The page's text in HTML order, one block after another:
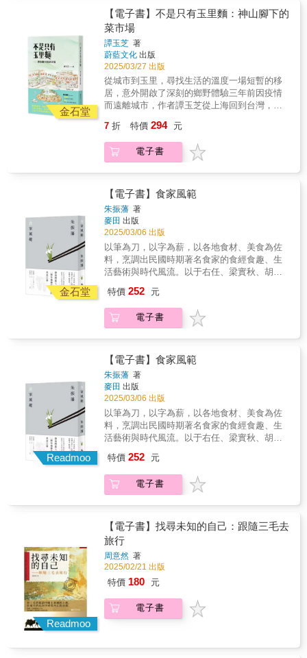
傳色彩的文字書寫後，環境史博士李潔珂動身
前往臺灣島，尋找祖父故事中缺漏的部分，並
試圖重新連絡上遠房親戚。充滿詩意的島嶼之
旅和反殖民式開墾在作者對島上動、植物相、
自然災害和政治史的描述中躍然紙上。——
《電子文學》（Electric Literature）作者將植
物學家的精準與詩人的眼、耳結合在一起……
這是當今探索景觀和身分認同最激動人心的其
中一種聲音。在本書中，作者創造出強而有力
之間的連結。——《泰晤士報文學增刊》
（TLS）
經離開，有些店面已然歇業，有些食物再也吃
不到了，但記憶裡的味道，卻永遠不會消散。
那些曾經珍視的美食，那些代表青春歲月的味
道，終將成為生命中的一部分，在某一天，隨
著一口熟悉的味道，再次浮現。
視為不食人間煙火的朱天衣，其實不僅可以獨
自一人完成一場宴席，且在成為家中掌廚者
後，方能理解母親準備一家子吃食的難處，並
在不知不覺中向母親靠攏。這些味道，皆成為
朱天衣成長記憶的一部分，也是承載她生命故
事的媒介。當時光不斷向前，青春歲月漸行漸
遠，那些熟悉的味道，仍舊能在某個時刻，讓
人瞬間回到過去，與童年、與家人、與逝去的
這是一場關於美食的旅程，也是一場關於時
光、家庭與人生的深情回顧。朱天衣用幽默而
溫暖的筆調，將食物與記憶交織，在各個美食
的味道中品味生命中的故事。或許，有些人已
不到了，但記憶裡的味道，卻永遠不會消散。
那些曾經珍視的美食，那些代表青春歲月的味
道，終將成為生命中的一部分，在某一天，隨
著一口熟悉的味道，再次浮現。
否認的一種幸運，一種幸福。既老派又充滿
愛。說了這麼多，怎麼樣，要不要來約吃飯？
【老派吃喝好友的真心話推薦】（按筆畫順
序）十多年前，還是在徐州貓（小貓？）的年
代，寬寬總是會在某個星期一約上幾個好朋友
在沒有營業的時間聚集在店裡，排好了餐具、
酒杯，約定時間一到，開始了亂吃亂喝亂聊的
夜晚。我想就是從那個時候寬寬就已經開始鋪
梗《老派生活有約吃飯之必要》。即使到前幾
個禮拜，我約他來家裡，做飯給大家吃的人依
寬）。By Chris阿寬對我來說是上好的comfort
food，是一碗豬油辣渣香死人的乾拌麵，是一
盤乾鬆爽朗帶蛋香的炒飯，是一份麵包肉排與
的飯。By 「美食家的自學之路」Liz 高琹雯從
心到筆的距離這麼遠（當然鍵盤的距離也一
樣），是這段短推序最痛楚的體悟，也意味著
三言兩語很困難。各位，我看過書稿才能寫這
段文字，撇開文中去一間酒吧要稍息立正站好
之外，老陳獨有的洞悉能力與言語上的尖銳刺
骨，如同在飯桌酒局上聽到朋友說聲幹一樣自
溫柔卻是少數人能提起的，我認為書裡他寫的
那些嘮嘮叨叨都太含蓄了，真的認識他的人就
會懂。說到底，是老派的浪漫，如同他找我喝
酒、我找他吃飯，我們依序著對彼此的尊重與
倆都不是討好型人格，但我永遠會記得那些時
陳。By Kae給 約會老司機 敦北光頭麥嘉：和
陳陸寬去吃飯，有一種和老士官長聚餐的感
覺，他所到之處，安排一定妥貼，一邊動筷各
種典故信手捻來，喝到過癮處他會變得大型甚
至哭出來，但還是不會忘記把領班好好介紹給
你，讓這家餐廳也變成你的口袋名單。By 嘻哈
老園丁 迪拉胖給 永遠讓人白眼翻不完的人生股
呿！先說我是不吃爭鮮的！！By姥香～好費拉
都說吃飯是種儀式，阿寬則是教我把一頓家庭
飯局，刻進人生的鄉愁記憶。那道烹了紹興的
了女兒長大後的台北鄉愁之一。我偶爾會熱心
惠賜幾句寶貴的菜單建議，阿寬總是笑笑點頭
收下。只是那道說好要上的「樟茶鴨」，至今
仍沒出現⋯⋯我今天寫在這裡，算是公開催
債。這把泥土一剪梅愛在沸騰夢駝鈴馮宇 敬上
友間公開的祕密基地，而陸寬永遠是最受歡迎
的來賓 aka 二廚。他像開了外掛的小當家，走
讓自主性、自發性強大的報導文學，走進個人
「日本文學地景紀行」的創作。 文學地景的寫
作步驟看似簡易，其實不然；換言之，我必須
先詳讀名家名著，再從閱讀中找到作品的主要
地景舞臺及其背景意涵，然後，透過旅行方式
一一尋訪，從中應承作品的相對意義。尋訪過
程的難易，好似面對生活鎖事，吉或凶，好運
壞運，都用平常心接受它。 這是耗時費工的任
務，我卻樂此不疲的自二○○一年寫作《伊豆夏
後，即以日本文豪及其作品為主題，相繼出版
《川端康成文學之旅》、《夏目漱石文學之
旅》、《源氏物語文學之旅》、《平家物語文
三十餘冊與文學地景相關的書籍。因為愛上日
本旅行，喜歡閱讀，後來索性結合書與景，以
文學旅人的養成旅歷，完成《文學旅人》、
《文學旅路》兩冊，共一百個文學名景，及其
延伸地景的「日本文學地景紀行」，供作喜歡
到日本做文史旅行的讀者，行程參考的資料用
書。 文學地景所指，不一定是要氣勢磅礡的大
峽谷、大瀑布，可能是一座石橋、石碑、文豪
舊居、地區、城市；因之，選擇內涵多樣且豐
風格與風貌，使人肅然欽羨的地景，都成為我
尋訪的目標；不獨感觸日本對文史的執著熱
愛，甚而維護文學地景的用心，例如：標定為
存得宜，夏目漱石在熊本的故居、標記為觀光
景點，紫式部在大津石山寺起筆寫作《源氏物
語》的寫字間。 某一年，為了捕捉谷崎潤一郎
和村上春樹在兵庫縣西宮市成長與生活的舊
居、足跡，我反覆觸及蘆屋、東灘、夙川、香
櫨園、西宮、神戶，文豪曾經出沒的背景資
料，並住進女兒和她的兩位同事，位於西宮蘆
西地區著名的高級住宅區，我受到極和善的對
待，在充滿暖意的「孝親房」生活了十六天，
並在夙川公園的石椅，現場起稿寫作了一篇受
在西宮一帶生活的景致、心情和心得，進而以
文字明晰表達的誠摯之意。 現場寫作是報導文
學極其重要的態度，我在夙川公園用手機備忘
錄載記當下的記憶和回憶，並在西宮、大阪天
神町的咖啡屋，寫出想說的話，想傳述的心
情，再利用搭乘電車出遊拍照之際，組串段
落、文字的順序，便於組合最美好的臨場寫作
的篇章。 我需要用親臨現場的感受，找出足以
感動人心的元素，寫作不就是要以尊崇的心意
應承文學地景的原創與寫作，即是這種：去
文學、土地與人情連結帶來的，最生動的人文
畫景，是一種美不勝收的入骨相思。「我在旅
路中，盡心盡力呈現令人賞心悅目的一景、二
景，甚或全景的新發現、新感動。」 本書集結
了陳老師40多年來的走訪心得， 以及2025年最
新與豐富資料與照片， 更以報導文學的職人精
神執筆寫作， 兼具「文學的筆、新聞的眼」的
文學性報導， 嚴選與影視音相關的作者、文學
作品與地景， 帶領我們讀遊日本。 〈說明〉文
學旅人と地景紀行 過去以來，依據高信疆先生
探訪以及現實生活真實報導的生動寫作方
式。」運用這種自覺、實證、承擔的態度，我
讓自主性、自發性強大的報導文學，走進個人
作步驟看似簡易，其實不然；換言之，我必須
先詳讀名家名著，再從閱讀中找到作品的主要
地景舞臺及其背景意涵，然後，透過旅行方式
一一尋訪，從中應承作品的相對意義。尋訪過
程的難易，好似面對生活鎖事，吉或凶，好運
壞運，都用平常心接受它。 這是耗時費工的任
務，我卻樂此不疲的自二○○一年寫作《伊豆夏
後，即以日本文豪及其作品為主題，相繼出版
《川端康成文學之旅》、《夏目漱石文學之
旅》、《源氏物語文學之旅》、《平家物語文
三十餘冊與文學地景相關的書籍。因為愛上日
本旅行，喜歡閱讀，後來索性結合書與景，以
文學旅人的養成旅歷，完成《文學旅人》、
《文學旅路》兩冊，共一百個文學名景，及其
延伸地景的「日本文學地景紀行」，供作喜歡
到日本做文史旅行的讀者，行程參考的資料用
書。 文學地景所指，不一定是要氣勢磅礡的大
峽谷、大瀑布，可能是一座石橋、石碑、文豪
舊居、地區、城市；因之，選擇內涵多樣且豐
風格與風貌，使人肅然欽羨的地景，都成為我
尋訪的目標；不獨感觸日本對文史的執著熱
愛，甚而維護文學地景的用心，例如：標定為
存得宜，夏目漱石在熊本的故居、標記為觀光
景點，紫式部在大津石山寺起筆寫作《源氏物
語》的寫字間。 某一年，為了捕捉谷崎潤一郎
和村上春樹在兵庫縣西宮市成長與生活的舊
居、足跡，我反覆觸及蘆屋、東灘、夙川、香
料，並住進女兒和她的兩位同事，位於西宮蘆
原町，一間雅致的獨棟三層樓寓所；西宮是關
金石堂
【電子書】不是只有玉里麵：神山腳下的
菜市場
譚玉芝 著
蔚藍文化 出版
2025/03/27 出版
從城市到玉里，尋找生活的溫度一場短暫的移
居，意外開啟了深刻的鄉野體驗三年前因疫情
而遠離城市，作者譚玉芝從上海回到台灣，又
宅。她在這裡看天光變化，與田間的風為伴。
從最初的陌生，到逐漸熟悉這裡的步調，她學
會觀察農田裡的植物，記錄市場間的人情，品
歸屬。書中十餘幅插圖以淡雅筆調，捕捉下玉
里的風景與食物，讓這場旅居的生活，有了更
溫柔的色彩。這不僅是一本飲食散文，更是一
趟心靈旅程。如果你也嚮往慢下來的日子，渴
望在快節奏的生活裡尋找心靈的出口，且跟著
譚玉芝的腳步，走進玉里，在風景與味道之
間，尋找屬於自己的靜謐時光。▍全書共分為
四大篇章：輯一、「神山之韻」——從台北來
到玉里，每一個晨霧、每一次稻田翻耕，都有
熟，金黃飽滿的稻穗長滿整片稻田，一束束翠
綠的稻葉刺向天空，筆直的，毫無懸念的，像
哨兵一樣警覺的立正站好，我學它們兩手上
舉，伸向天空，那因為終年不當使用而歪側的
脊椎，在無邊無際的田野中，得到適當的舒
緩，肩頸拉直，返回自身位置。」輯二、「植
物之香」——學習如何用當地的作物入菜，認
識這片土地的四季流轉。「架起了鍋，把果子
跟砂糖混在一起炒，鍋裡的果子釋放出水分，
跟紫色的果皮融和後，成了鮮豔的玫瑰紫，我
怎麼看都像小時候喝的感冒藥水，心裡覺得很
刺激，是對陌生作物的實驗感，我像個煮湯藥
的女巫，不停攪拌鍋裡的汁液，果漿裡起了好
多泡泡，澎起又澎落，手不能停，怕一停，就
黏底了。」輯三、「記憶之味」——一碗四寶
入嘴裡，腦門一陣緊，眼睛都瞇起來了，乾涸
的身體吸允著冰水，快速地吃著，一口接一
口，彷彿回到少年時光的天高地遠，吃完了拍
拍褲子，走出戶外，不但精神回來了，同時間
彷彿見證了魔法，擡起手來撫著臉頰，發現牙
齦都安穩回到原來的位置，平淡一如以往。」
輯四、「生態之美」——山林、溪流、動植
物，構成了一場無聲的對話。「當視覺無能辨
雙眼感受，反而是記憶之香。而這清冽的香：
7 折 特價 294 元
電子書
金石堂
【電子書】食家風範
朱振藩 著
麥田 出版
2025/03/06 出版
以筆為刀，以字為薪，以各地食材、美食為佐
料，烹調出民國時期著名食家的食經食趣、生
活藝術與時代風流。以于右任、梁實秋、胡適
等二十多位近現代風流人物的飲食生活為主
線，將他們的人生故事與美食文化緊密相連，
彷彿將我們帶入了一個充滿傳奇色彩的美食江
藩，以別出心裁的視角，將周作人、梁實秋、
胡適之、郁達夫、林語堂、于右任、孫中山、
唐魯孫、逯耀東、汪曾祺、蘇曼殊等二十位近
現代風流人物的飲食生活作為主線，勾勒出一
幅交織著色香味與情感哲思的美食人文長卷。
這些名士大家不僅在各自的領域留下了絢爛的
篇章，更在餐桌上揮灑了別樣的才情和智慧。
作者透過淹沒在歲月煙雲中的珍饈佳餚、日常
吃食，細膩刻畫每位食家的獨特味覺經歷，展
社會變遷，以供讀者領略真正的食家風範。
在書中，我們可以讀到諸多有趣的飲食故事，
體會大師們的飲食品味與執著，不僅讓我們了
飲食文化的深厚魅力。讓《食家風範》成為一
部充滿人文底蘊，集美食、文化、歷史於一體
的難得佳構。 多位近代風流人物的飲食生活為
主線他們的人生故事與美食文化緊密相連帶我
們進入一個充滿傳奇色彩的美食江湖▎陸文夫
山、碧水、白帆、閒情」的詩意中，品享一尾
只放了點蔥、薑、黃酒清蒸的大鱖魚，就著兩
特價 252 元
電子書
Readmoo
【電子書】食家風範
朱振藩 著
麥田 出版
2025/03/06 出版
以筆為刀，以字為薪，以各地食材、美食為佐
料，烹調出民國時期著名食家的食經食趣、生
活藝術與時代風流。以于右任、梁實秋、胡適
等二十多位近現代風流人物的飲食生活為主
線，將他們的人生故事與美食文化緊密相連，
彷彿將我們帶入了一個充滿傳奇色彩的美食江
藩，以別出心裁的視角，將周作人、梁實秋、
胡適之、郁達夫、林語堂、于右任、孫中山、
唐魯孫、逯耀東、汪曾祺、蘇曼殊等二十位近
現代風流人物的飲食生活作為主線，勾勒出一
幅交織著色香味與情感哲思的美食人文長卷。
這些名士大家不僅在各自的領域留下了絢爛的
篇章，更在餐桌上揮灑了別樣的才情和智慧。
作者透過淹沒在歲月煙雲中的珍饈佳餚、日常
吃食，細膩刻畫每位食家的獨特味覺經歷，展
社會變遷，以供讀者領略真正的食家風範。
特價 252 元
電子書
Readmoo
【電子書】找尋未知的自己：跟隨三毛去
旅行
周意然 著
2025/02/21 出版
特價 180 元
電子書